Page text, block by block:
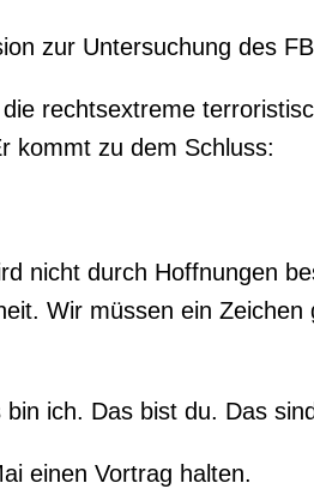
zur Untersuchung des
rechtsextreme
kommt zu dem Schluss:
nicht durch Hoffnungen
Wir müssen ein
ich. Das bist du. Das
einen Vortrag halten.